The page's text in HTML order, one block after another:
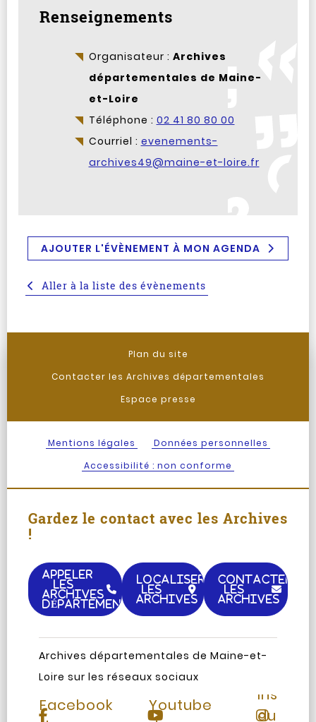
Renseignements
Organisateur : Archives
départementales de Maine-
et-Loire
Téléphone : 02 41 80 80 00
Courriel : evenements-
archives49@maine-et-loire.fr
AJOUTER L'ÉVÈNEMENT À MON AGENDA
Aller à la liste des évènements
Plan du site
Contacter les Archives départementales
Espace presse
Mentions légales
Données personnelles
Accessibilité : non conforme
Gardez le contact avec les Archives
!
APPELER
LES
ARCHIVES
DÉPARTEMENTALES
LOCALISER
LES
ARCHIVES
CONTACTER
LES
ARCHIVES
Archives départementales de Maine-et-
Loire sur les réseaux sociaux
Page
Facebook
Chaine
Youtube
du